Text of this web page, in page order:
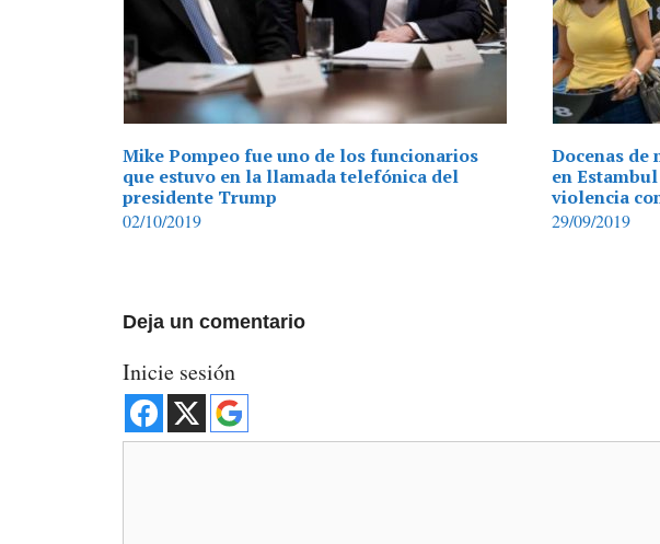
Mike Pompeo fue uno de los funcionarios
que estuvo en la llamada telefónica del
presidente Trump
02/10/2019
Docenas de
en
violencia
29/09/2019
Deja un comentario
Inicie sesión